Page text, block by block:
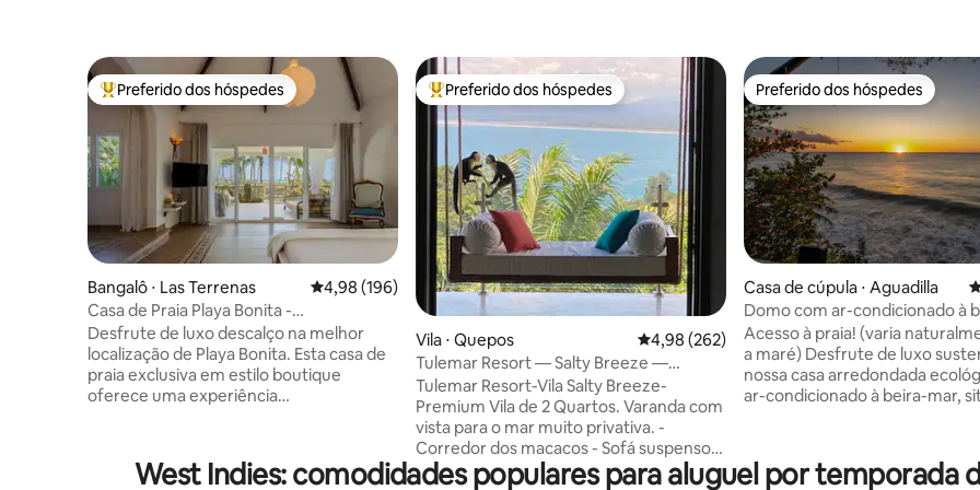
Entre os melhores preferidos dos hóspedes
Preferido dos hóspedes
Bangalô ⋅ Las Terrenas 4,98 de uma avaliação média de 5, 196 avaliações
4,98 (196)
Casa de Praia Playa Bonita -
verdadeiramente à beira-mar!
Desfrute de luxo descalço na melhor
localização de Playa Bonita. Esta casa de
praia exclusiva em estilo boutique
oferece uma experiência
família (máx. 4 pessoas), combina
conforto moderno com
Entre os melhores preferidos dos hóspedes
Preferido dos hóspedes
Vila ⋅ Quepos 4,98 de uma avaliação média de 5, 262
4,98 (262)
Tulemar Resort — Salty Breeze —
Premium 2 Quartos
Tulemar Resort-Vila Salty Breeze-
Premium Vila de 2 Quartos. Varanda com
vista para o mar muito privativa. -
Corredor dos macacos - Sofá suspenso
na varanda com vistas incríveis - Jacuzzi
Preferido dos hóspedes
Preferido dos hóspedes
Casa de cúpula ⋅ Aguadilla
Domo com ar-condicionado à
Tartarugas
Acesso à praia! (varia
a maré) Desfrute de luxo
nossa casa arredondada
ar-condicionado à beira-mar,
regenerativas, como nosso
seco, permitem que os
West Indies: comodidades populares para aluguel por temporada